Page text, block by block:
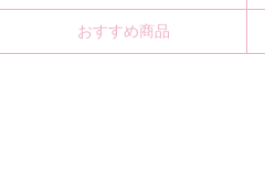
おすすめ商品